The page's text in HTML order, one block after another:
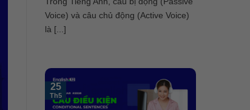
Voice) và câu chủ động (Active Voice)
là [...]
25
Th5